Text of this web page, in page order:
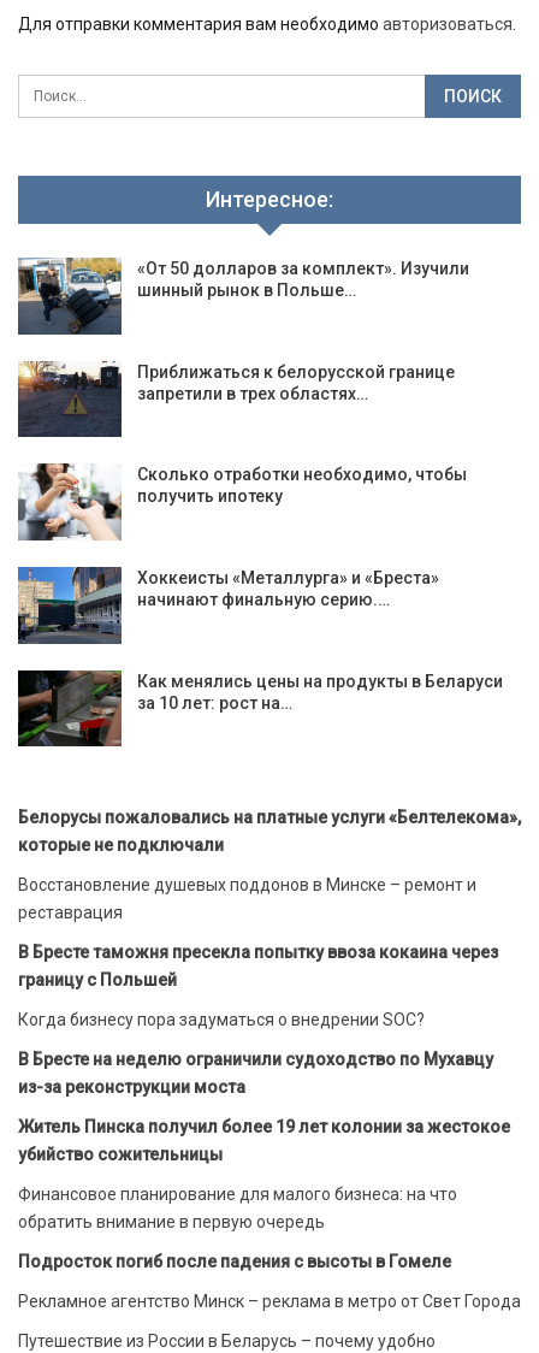
Для отправки комментария вам необходимо авторизоваться
Интересное:
«От 50 долларов за комплект». Изучили
шинный рынок в Польше…
Приближаться к белорусской границе
запретили в трех областях…
Сколько отработки необходимо, чтобы
получить ипотеку
Хоккеисты «Металлурга» и «Бреста»
начинают финальную серию.…
Как менялись цены на продукты в Беларуси
за 10 лет: рост на…
Белорусы пожаловались на платные услуги «Белтелекома»,
которые не подключали
Восстановление душевых поддонов в Минске – ремонт и
реставрация
В Бресте таможня пресекла попытку ввоза кокаина через
границу с Польшей
Когда бизнесу пора задуматься о внедрении SOC?
В Бресте на неделю ограничили судоходство по Мухавцу
из-за реконструкции моста
Житель Пинска получил более 19 лет колонии за жестокое
убийство сожительницы
Финансовое планирование для малого бизнеса: на что
обратить внимание в первую очередь
Подросток погиб после падения с высоты в Гомеле
Рекламное агентство Минск – реклама в метро от Свет Города
Путешествие из России в Беларусь – почему удобно